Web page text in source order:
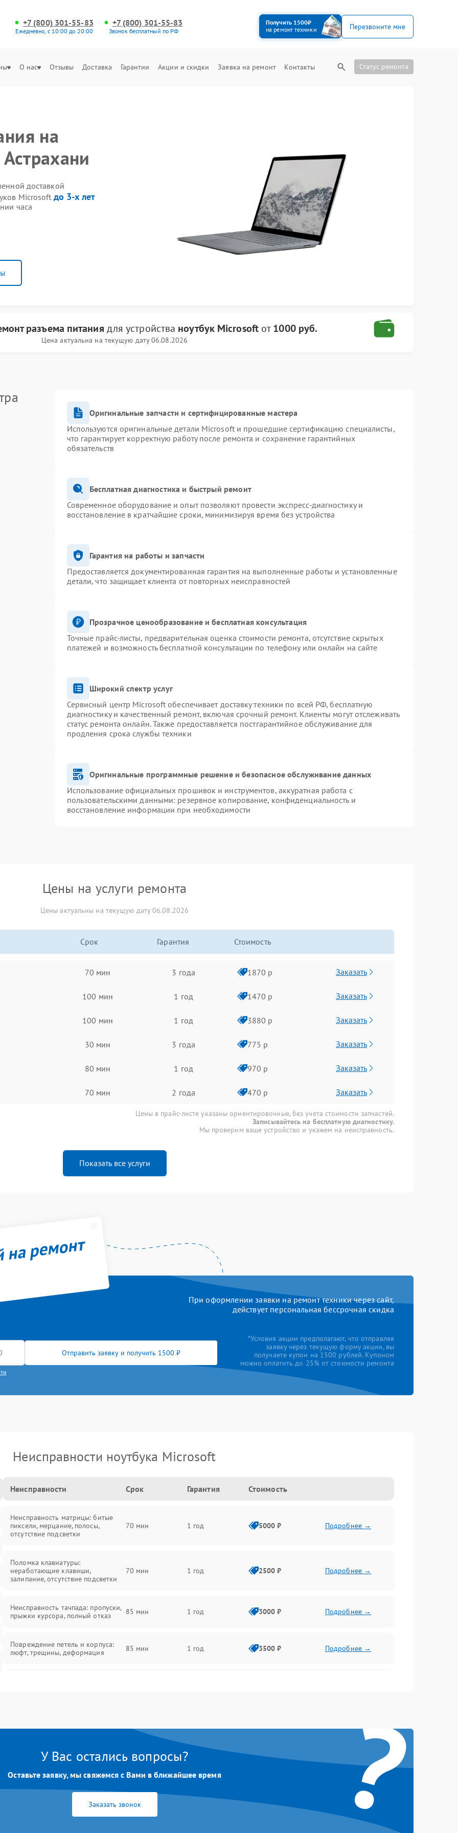
+7 (800) 301-55-83
Ежедневно, с 10:00 до 20:00
+7 (800) 301-55-83
Звонок бесплатный по РФ
Получить 1500₽
на ремонт техники
Перезвоните мне
О нас Отзывы Доставка Гарантии Акции и скидки Заявка на ремонт Контакты Статус ремонта
на
доставкой
Microsoft до 3-х лет
часа
разъема питания для устройства ноутбук Microsoftот1000 руб.
Цена актуальна на текущую дату 06.08.2026
Оригинальные запчасти и сертифицированные мастера
Используются оригинальные детали Microsoft и прошедшие сертификацию специалисты,
что гарантирует корректную работу после ремонта и сохранение гарантийных
обязательств
Бесплатная диагностика и быстрый ремонт
Современное оборудование и опыт позволяют провести экспресс-диагностику и
восстановление в кратчайшие сроки, минимизируя время без устройства
Гарантия на работы и запчасти
Предоставляется документированная гарантия на выполненные работы и установленные
детали, что защищает клиента от повторных неисправностей
Прозрачное ценообразование и бесплатная консультация
Точные прайс-листы, предварительная оценка стоимости ремонта, отсутствие скрытых
платежей и возможность бесплатной консультации по телефону или онлайн на сайте
Широкий спектр услуг
Сервисный центр Microsoft обеспечивает доставку техники по всей РФ, бесплатную
диагностику и качественный ремонт, включая срочный ремонт. Клиенты могут отслеживать
статус ремонта онлайн. Также предоставляется постгарантийное обслуживание для
продления срока службы техники
Оригинальные программные решение и безопасное обслуживание данных
Использование официальных прошивок и инструментов, аккуратная работа с
пользовательскими данными: резервное копирование, конфиденциальность и
восстановление информации при необходимости
Цены на услуги ремонта
Цены актуальны на текущую дату 06.08.2026
Срок Гарантия Стоимость
70 мин 3 года 1870 р Заказать
100 мин 1 год 1470 р Заказать
100 мин 1 год 3880 р Заказать
30 мин 3 года 775 р Заказать
80 мин 1 год 970 р Заказать
70 мин 2 года 470 р Заказать
Цены в прайс-листе указаны ориентировочные, без учета стоимости запчастей.
Записывайтесь на бесплатную диагностику.
Мы проверим ваше устройство и укажем на неисправность.
Показать все услуги
ремонт
При оформлении заявки на ремонт техники через сайт,
действует персональная бессрочная скидка
Отправить заявку и получить 1500 ₽
*Условия акции предполагают, что отправляя
заявку через текущую форму акции, вы
получаете купон на 1500 рублей. Купоном
можно оплатить до 25% от стоимости ремонта
Неисправности ноутбука Microsoft
Неисправности Срок Гарантия Стоимость
Неисправность матрицы: битые
пиксели, мерцание, полосы,
отсутствие подсветки
70 мин 1 год 5000 ₽ Подробнее →
Поломка клавиатуры:
неработающие клавиши,
залипание, отсутствие подсветки
70 мин 1 год 2500 ₽ Подробнее →
Неисправность тачпада: пропуски,
прыжки курсора, полный отказ
85 мин 1 год 3000 ₽ Подробнее →
Повреждение петель и корпуса:
люфт, трещины, деформация
85 мин 1 год 3500 ₽ Подробнее →
85 мин 1 год 2000 ₽ Подробнее →
Перегрев из‑за пыли, износа
термопасты или неисправности
кулера
75 мин Подробнее →
Выход из строя SSD или HDD:
медленная загрузка, ошибки
80 мин Подробнее →
?
У Вас остались вопросы?
Оставьте заявку, мы свяжемся с Вами в ближайшее время
Заказать звонок